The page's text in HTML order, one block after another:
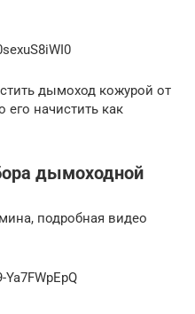
дымоход кожурой от
начистить как
дымоходной
подробная видео